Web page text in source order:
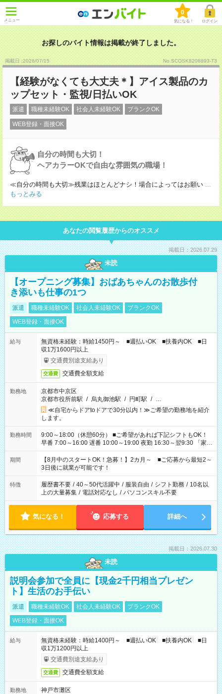
メニュー
0
気になる！ ログイン
お探しのバイト情報は掲載が終了しました。
掲載日 :2026/07/15 No.SCOSK8208893-T3
【経験がなくても大丈夫＊】アイス製品のカ
ップセット・監視/日払いOK
派遣 職種未経験OK 社会人未経験OK ブランクOK
WEB登録・面接OK
自分の時間も大切！
ヘアカラーOKで自由な雰囲気の職場！
≪自分の時間も大切≫残業はほとんどナシ！場合によってはお願い ...
もっとみる
あなたの閲覧履歴からのオススメ
掲載日：2026.07.29
未読
【オープニング募集】おばあちゃんのお散歩付
き添いも仕事の1つ
派遣 職種未経験OK 社会人未経験OK
ブランクOK
WEB登録・面接OK
給与
無資格未経験：時給1450円～ ■週払いOK ■扶養内OK ■日
収1万1600円以上
交通費別途支給あり
交通費 交通費全額支給
勤務地
京都市中京区
京都市役所前駅 / 烏丸御池駅 / 円町駅 / …
≪自宅からドアtoドアで30分以内！≫ご希望の勤務地を紹介
します。
勤務時間
9:00～18:00（休憩60分） ■ご希望があれば下記シフトもOK！
早番 7:00～16:00 遅番 10:00～19:00 夜勤 16:30～翌9:30 「家族
と休みを合わせたい」 「余裕を持って夕飯の準備がしたい」
「できれば残業はしたくない」 など、ご希望を教えてください
ね。 ※Wワーク希望の方へ 今ご覧のお仕事で希望する勤務時間
と、もう1つのお仕事の勤務時間。 合計で週40時間を超える場
合は応募できません。
期間
【8月中のスタートOK！急募！】2カ月～ ■ご応募から最短2～
3日後に就業が可能です！
特徴 履歴書不要 / 40～50代活躍中 / 服装自由 / シフト勤務 / 10名以
上の大量募集 / 電話対応なし / パソコンスキル不要
気になる！ 応募する 詳細へ
掲載日：2026.07.30
未読
説明会参加で全員に【現金2千円相当プレゼン
ト】生活のお手伝い
派遣 職種未経験OK 社会人未経験OK
ブランクOK
WEB登録・面接OK
給与
無資格未経験：時給1400円～ ■週払いOK ■扶養内OK ■日
収1万1200円以上
交通費別途支給あり
交通費 交通費全額支給
勤務地
神戸市灘区